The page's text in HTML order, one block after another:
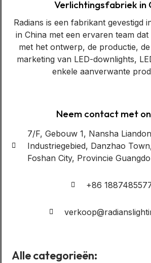
Verlichtingsfabriek in
Radians is een fabrikant gevestigd
in China met een ervaren team
met het ontwerp, de productie,
marketing van LED-downlights,
enkele aanverwante
Neem contact met
7/F, Gebouw 1, Nansha
Industriegebied, Danzhao
Foshan City, Provincie
+86
Alle categorieën: